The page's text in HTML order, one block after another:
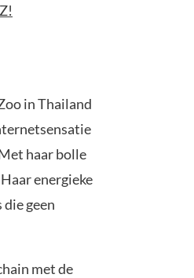
in Thailand
haar bolle
energieke
geen
met de